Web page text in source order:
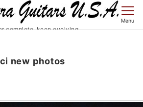
complete, keep evolving.
Menu
new photos